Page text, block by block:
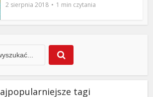
2 sierpnia 2018 1 min czytania
tagi